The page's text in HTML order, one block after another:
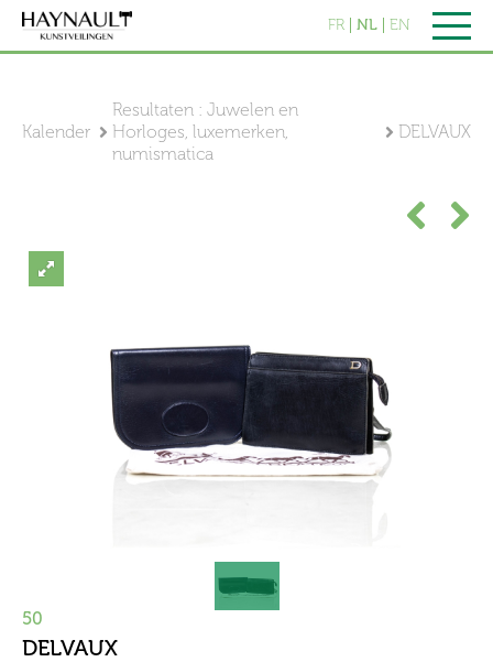
FR NL EN
Kalender
Resultaten : Juwelen en
Horloges, luxemerken,
numismatica
DELVAUX
50
DELVAUX